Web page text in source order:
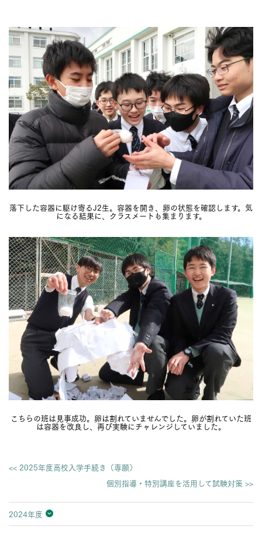
落下した容器に駆け寄るJ2生。容器を開き、卵の状態を確認します。気
になる結果に、クラスメートも集まります。
こちらの班は見事成功。卵は割れていませんでした。卵が割れていた班
は容器を改良し、再び実験にチャレンジしていました。
<< 2025年度高校入学手続き（専願）
個別指導・特別講座を活用して試験対策 >>
2024年度
2026年度
2025年度
2024年度
2023年度
2022年度
2021年度
2020年度
2019年度
2018年度
2017年度
2016年度
2015年度
2014年度
2013年度